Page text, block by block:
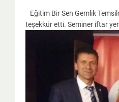
Eğitim Bir Sen Gemlik
teşekkür etti. Seminer iftar